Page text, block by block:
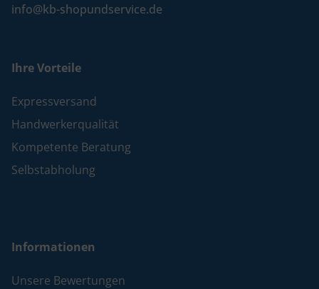
info@kb-shopundservice.de
Ihre Vorteile
Expressversand
Handwerkerqualität
Kompetente Beratung
Selbstabholung
Informationen
Unsere Bewertungen